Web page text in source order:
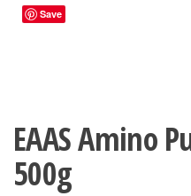
Save
EAAS Amino
500g